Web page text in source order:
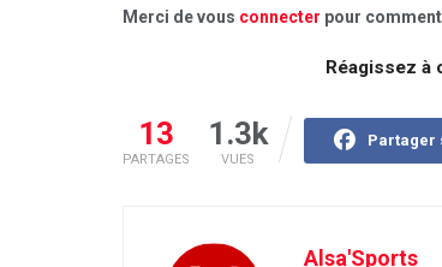
Merci de vous connecter pour
Réagissez à
13
PARTAGES
1.3k
VUES
Partager
Alsa'Sports